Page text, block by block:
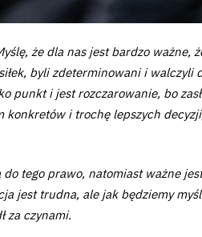
że dla nas jest bardzo ważne,
byli zdeterminowani i walczyli
punkt i jest rozczarowanie, bo
konkretów i trochę lepszych
tego prawo, natomiast ważne
jest trudna, ale jak będziemy
za czynami.